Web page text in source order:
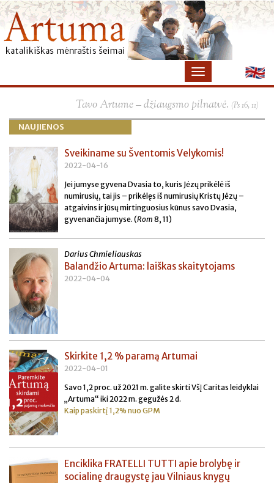
Tavo Artume – džiaugsmo pilnatvė. (Ps 16, 11)
NAUJIENOS
Sveikiname su Šventomis Velykomis!
2022-04-16
Jei jumyse gyvena Dvasia to, kuris Jėzų prikėlė iš
numirusių, tai jis – prikėlęs iš numirusių Kristų Jėzų –
atgaivins ir jūsų mirtinguosius kūnus savo Dvasia,
gyvenančia jumyse. (Rom 8, 11)
Darius Chmieliauskas
Balandžio Artuma: laiškas skaitytojams
2022-04-04
Skirkite 1,2 % paramą Artumai
2022-04-01
Savo 1,2 proc. už 2021 m. galite skirti VšĮ Caritas leidyklai
„Artuma“ iki 2022 m. gegužės 2 d.
Kaip paskirtį 1,2% nuo GPM
Enciklika FRATELLI TUTTI apie brolybę ir
socialinę draugystę jau Vilniaus knygų
×